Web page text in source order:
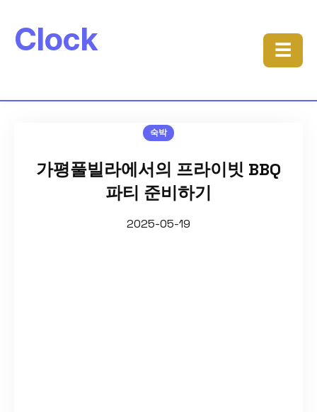
Clock ☰
숙박
가평풀빌라에서의 프라이빗 BBQ
파티 준비하기
2025-05-19